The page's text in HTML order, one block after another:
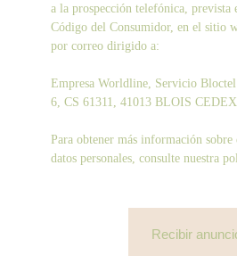
a la prospección telefónica,
Código del Consumidor, en el sitio
por correo dirigido a:
Empresa Worldline, Servicio Bloctel
6, CS 61311, 41013 BLOIS
Para obtener más información sobre
datos personales, consulte nuestra
Recibir